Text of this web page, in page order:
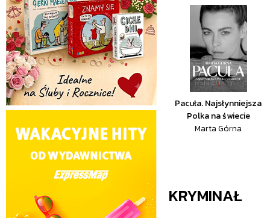
Pacuła. Najsłynniejsza
Polka na świecie
Marta Górna
KRYMINAŁ